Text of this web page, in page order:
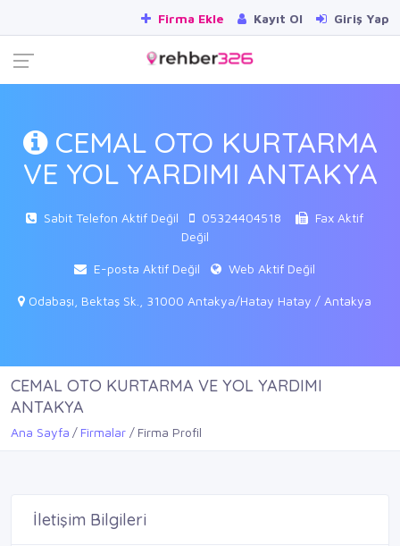
Firma Ekle Kayıt Ol Giriş Yap
CEMAL OTO KURTARMA
VE YOL YARDIMI ANTAKYA
Sabit Telefon Aktif Değil 05324404518
Fax Aktif
Değil
E-posta Aktif Değil Web Aktif Değil
Odabaşı, Bektaş Sk., 31000 Antakya/Hatay Hatay / Antakya
CEMAL OTO KURTARMA VE YOL YARDIMI
ANTAKYA
Ana Sayfa Firmalar Firma Profil
İletişim Bilgileri